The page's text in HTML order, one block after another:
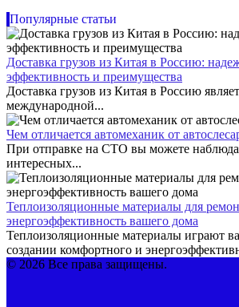
Популярные статьи
Доставка грузов из Китая в Россию:
эффективность и преимущества
Доставка грузов из Китая в Россию
международной...
Чем отличается автомеханик от
При отправке на СТО вы можете
интересных...
Теплоизоляционные материалы для
энергоэффективность вашего дома
Теплоизоляционные материалы играют
создании комфортного и
© 2026 Все права защищены.